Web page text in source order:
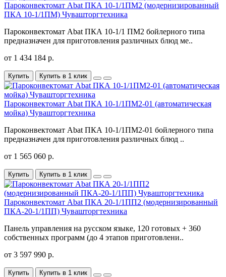
Пароконвектомат Abat ПКА 10-1/1ПМ2 (модернизированный
ПКА 10-1/1ПМ) Чувашторгтехника
Пароконвектомат Abat ПКА 10-1/1 ПМ2 бойлерного типа
предназначен для приготовления различных блюд ме..
от 1 434 184 р.
Купить Купить в 1 клик
Пароконвектомат Abat ПКА 10-1/1ПМ2-01 (автоматическая
мойка) Чувашторгтехника
Пароконвектомат Abat ПКА 10-1/1ПМ2-01 бойлерного типа
предназначен для приготовления различных блюд ..
от 1 565 060 р.
Купить Купить в 1 клик
Пароконвектомат Abat ПКА 20-1/1ПП2 (модернизированный
ПКА-20-1/1ПП) Чувашторгтехника
Панель управления на русском языке, 120 готовых + 360
собственных программ (до 4 этапов приготовлени..
от 3 597 990 р.
Купить Купить в 1 клик